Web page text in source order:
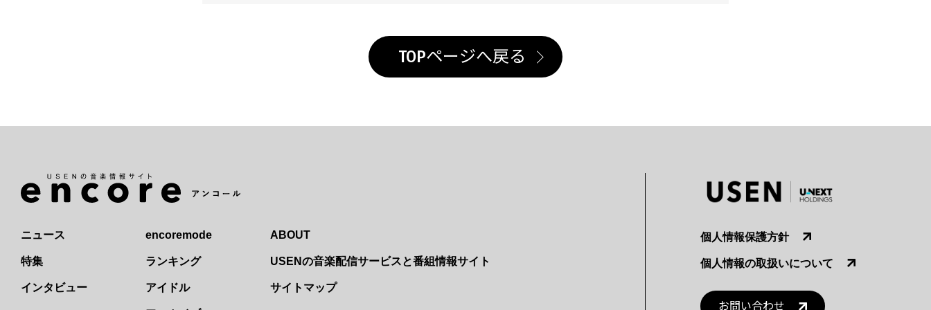
TOPページへ戻る
ニュース
特集
インタビュー
encoremode
ランキング
アイドル
ABOUT
USENの音楽配信サービスと番組情報サイト
サイトマップ
個人情報保護方針
個人情報の取扱いについて
お問い合わせ